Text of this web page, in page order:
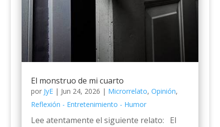
El monstruo de mi cuarto
por JyE| Jun 24, 2026 | Microrrelato, Opinión,
Reflexión - Entretenimiento - Humor
Lee atentamente el siguiente relato: El